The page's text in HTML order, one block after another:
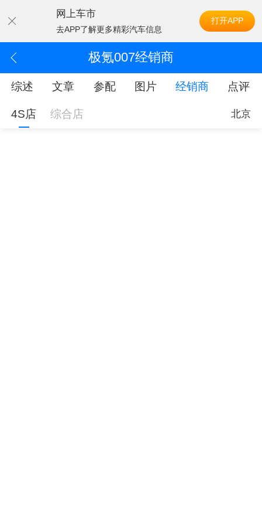
网上车市
去APP了解更多精彩汽车信息
打开APP
极氪007经销商
综述 文章 参配 图片 经销商 点评
4S店 综合店 北京